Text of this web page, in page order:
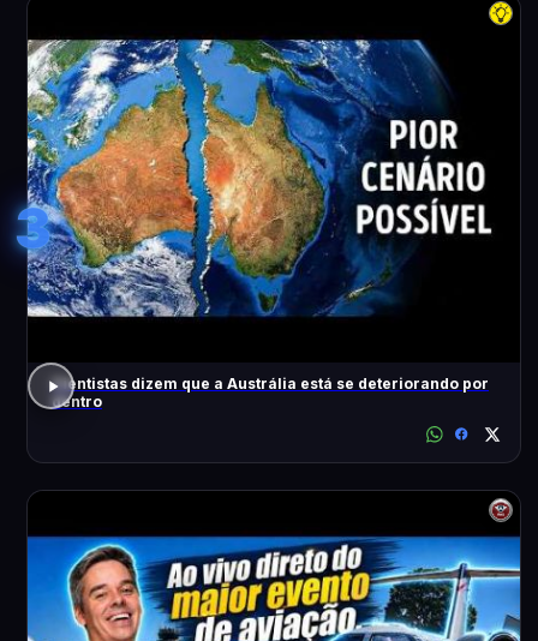
3
Cientistas dizem que a Austrália está se deteriorando por
dentro